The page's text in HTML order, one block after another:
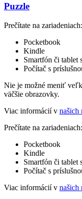
Puzzle
Prečítate na zariadeniach:
Pocketbook
Kindle
Smartfón či tablet
Počítač s
Nie je možné meniť
väčšie obrazovky.
Viac informácií v našich
Prečítate na zariadeniach:
Pocketbook
Kindle
Smartfón či tablet
Počítač s
Viac informácií v našich